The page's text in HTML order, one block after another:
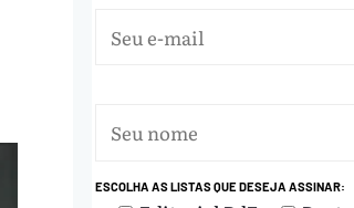
ESCOLHA AS LISTAS QUE DESEJA ASSINAR: